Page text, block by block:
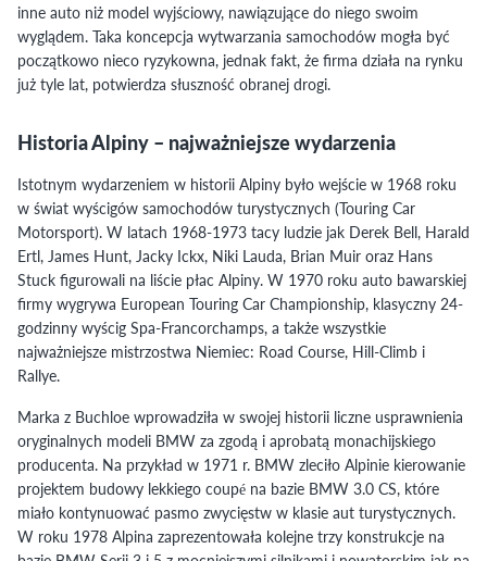
inne auto niż model wyjściowy, nawiązujące do niego swoim
wyglądem. Taka koncepcja wytwarzania samochodów mogła być
początkowo nieco ryzykowna, jednak fakt, że firma działa na rynku
już tyle lat, potwierdza słuszność obranej drogi.
Historia Alpiny – najważniejsze wydarzenia
Istotnym wydarzeniem w historii Alpiny było wejście w 1968 roku
w świat wyścigów samochodów turystycznych (Touring Car
Motorsport). W latach 1968-1973 tacy ludzie jak Derek Bell, Harald
Ertl, James Hunt, Jacky Ickx, Niki Lauda, Brian Muir oraz Hans
Stuck figurowali na liście płac Alpiny. W 1970 roku auto bawarskiej
firmy wygrywa European Touring Car Championship, klasyczny 24-
godzinny wyścig Spa-Francorchamps, a także wszystkie
najważniejsze mistrzostwa Niemiec: Road Course, Hill-Climb i
Rallye.
Marka z Buchloe wprowadziła w swojej historii liczne usprawnienia
oryginalnych modeli BMW za zgodą i aprobatą monachijskiego
producenta. Na przykład w 1971 r. BMW zleciło Alpinie kierowanie
projektem budowy lekkiego coupé na bazie BMW 3.0 CS, które
miało kontynuować pasmo zwycięstw w klasie aut turystycznych.
W roku 1978 Alpina zaprezentowała kolejne trzy konstrukcje na